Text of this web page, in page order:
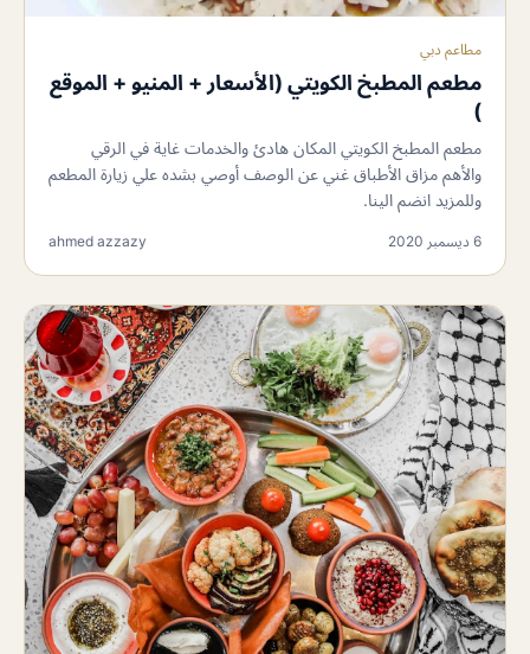
مطاعم دبي
مطعم المطبخ الكويتي (الأسعار + المنيو + الموقع
)
مطعم المطبخ الكويتي المكان هادئ والخدمات غاية في الرقي
والأهم مزاق الأطباق غني عن الوصف أوصي بشده علي زيارة المطعم
وللمزيد انضم الينا.
6 ديسمبر 2020 ahmed azzazy